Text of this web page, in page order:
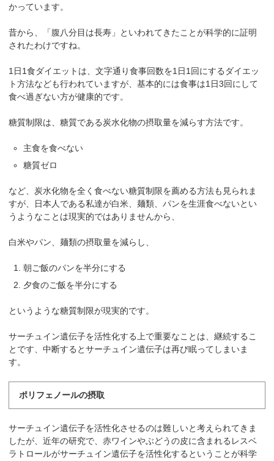
かっています。
昔から、「腹八分目は長寿」といわれてきたことが科学的に証明
されたわけですね。
1日1食ダイエットは、文字通り食事回数を1日1回にするダイエッ
ト方法なども行われていますが、基本的には食事は1日3回にして
食べ過ぎない方が健康的です。
糖質制限は、糖質である炭水化物の摂取量を減らす方法です。
主食を食べない
糖質ゼロ
など、炭水化物を全く食べない糖質制限を薦める方法も見られま
すが、日本人である私達が白米、麺類、パンを生涯食べないとい
うようなことは現実的ではありませんから、
白米やパン、麺類の摂取量を減らし、
朝ご飯のパンを半分にする
夕食のご飯を半分にする
というような糖質制限が現実的です。
サーチュイン遺伝子を活性化する上で重要なことは、継続するこ
とです、中断するとサーチュイン遺伝子は再び眠ってしまいま
す。
ポリフェノールの摂取
サーチュイン遺伝子を活性化させるのは難しいと考えられてきま
したが、近年の研究で、赤ワインやぶどうの皮に含まれるレスベ
ラトロールがサーチュイン遺伝子を活性化するということが科学